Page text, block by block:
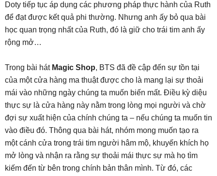
Doty tiếp tục áp dụng các phương pháp thực hành của Ruth
để đạt được kết quả phi thường. Nhưng anh ấy bỏ qua bài
học quan trọng nhất của Ruth, đó là giữ cho trái tim anh ấy
rộng mở…
Trong bài hátMagic Shop, BTS đã đề cập đến sự tồn tại
của một cửa hàng ma thuật được cho là mang lại sự thoải
mái vào những ngày chúng ta muốn biến mất. Điều kỳ diệu
thực sự là cửa hàng này nằm trong lòng mọi người và chờ
đợi sự xuất hiện của chính chúng ta – nếu chúng ta muốn tin
vào điều đó. Thông qua bài hát, nhóm mong muốn tạo ra
một cánh cửa trong trái tim người hâm mộ, khuyến khích họ
mở lòng và nhận ra rằng sự thoải mái thực sự mà họ tìm
kiếm đến từ bên trong chính bản thân mình. Từ đó, các